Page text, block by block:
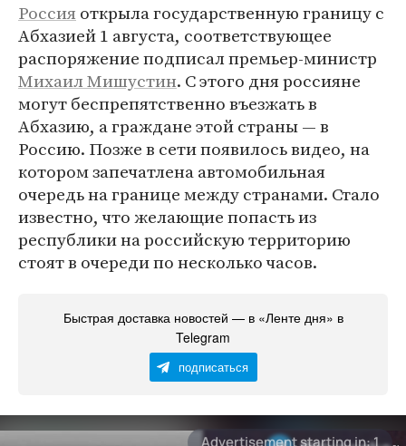
Россия открыла государственную границу с
Абхазией 1 августа, соответствующее
распоряжение подписал премьер-министр
Михаил Мишустин. C этого дня россияне
могут беспрепятственно въезжать в
Абхазию, а граждане этой страны — в
Россию. Позже в сети появилось видео, на
котором запечатлена автомобильная
очередь на границе между странами. Стало
известно, что желающие попасть из
республики на российскую территорию
стоят в очереди по несколько часов.
Быстрая доставка новостей — в «Ленте дня» в
Telegram
подписаться